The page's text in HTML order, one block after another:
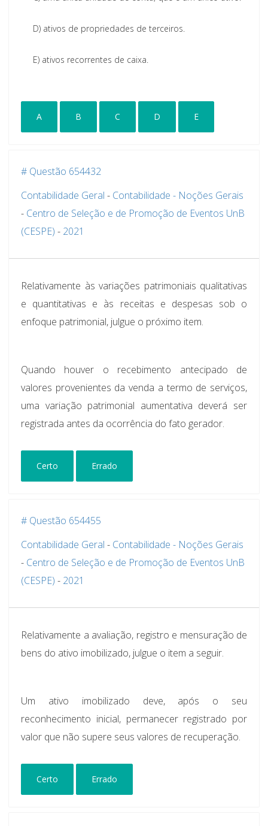
D) ativos de propriedades de terceiros.
E) ativos recorrentes de caixa.
A B C D E
# Questão 654432
Contabilidade Geral - Contabilidade - Noções Gerais
- Centro de Seleção e de Promoção de Eventos UnB
(CESPE) - 2021
Relativamente às variações patrimoniais qualitativas
e quantitativas e às receitas e despesas sob o
enfoque patrimonial, julgue o próximo item.
Quando houver o recebimento antecipado de
valores provenientes da venda a termo de serviços,
uma variação patrimonial aumentativa deverá ser
registrada antes da ocorrência do fato gerador.
Certo Errado
# Questão 654455
Contabilidade Geral - Contabilidade - Noções Gerais
- Centro de Seleção e de Promoção de Eventos UnB
(CESPE) - 2021
Relativamente a avaliação, registro e mensuração de
bens do ativo imobilizado, julgue o item a seguir.
Um ativo imobilizado deve, após o seu
reconhecimento inicial, permanecer registrado por
valor que não supere seus valores de recuperação.
Certo Errado